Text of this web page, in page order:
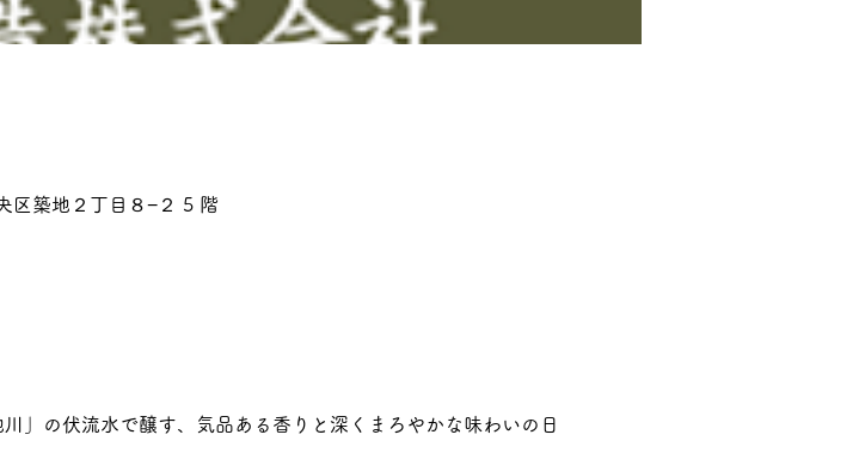
区築地２丁目８−２ 5 階
」の伏流水で醸す、気品ある香りと深くまろやかな味わいの日